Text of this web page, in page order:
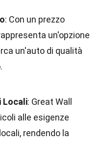
: Con un prezzo
un'opzione
un'auto di qualità
Locali: Great Wall
alle esigenze
rendendo la